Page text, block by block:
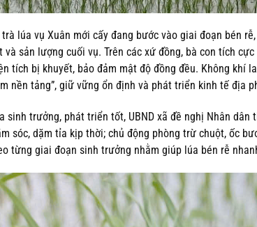
trà lúa vụ Xuân mới cấy đang bước vào giai đoạn bén
và sản lượng cuối vụ. Trên các xứ đồng, bà con tích
tích bị khuyết, bảo đảm mật độ đồng đều. Không khí
nền tảng”, giữ vững ổn định và phát triển kinh tế địa
sinh trưởng, phát triển tốt, UBND xã đề nghị Nhân
sóc, dặm tỉa kịp thời; chủ động phòng trừ chuột, ốc
từng giai đoạn sinh trưởng nhằm giúp lúa bén rễ